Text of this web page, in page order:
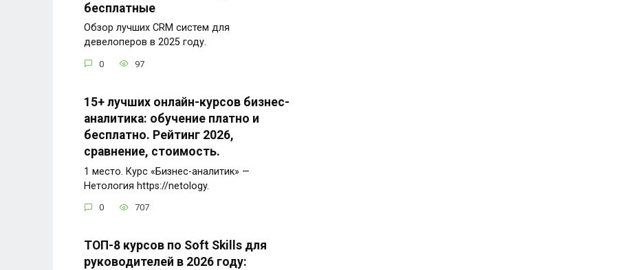
бесплатные
Обзор лучших CRM систем для
девелоперов в 2025 году.
0 97
15+ лучших онлайн-курсов бизнес-
аналитика: обучение платно и
бесплатно. Рейтинг 2026,
сравнение, стоимость.
1 место. Курс «Бизнес-аналитик» —
Нетология https://netology.
0 707
ТОП-8 курсов по Soft Skills для
руководителей в 2026 году: